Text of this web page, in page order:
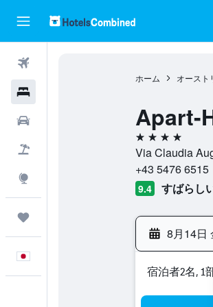
ホーム オースト
Apart-
4つ星
Via Claudia
+43 5476 6515
9.4 すばらし
8月14日
宿泊者2名, 1​